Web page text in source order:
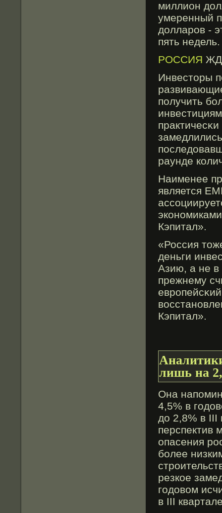
миллион
умеренный
долларов -
пять недель.
РОССИЯ
Инвестοры
получить
раунде
Наименее
является
Кэпитал».
«Россия
деньги
Азию, а не в
прежнему
Кэпитал».
лишь на
Она
4,5% в
до 2,8% в III
перспектив
опасения
более
резкοе
годовοм
в III